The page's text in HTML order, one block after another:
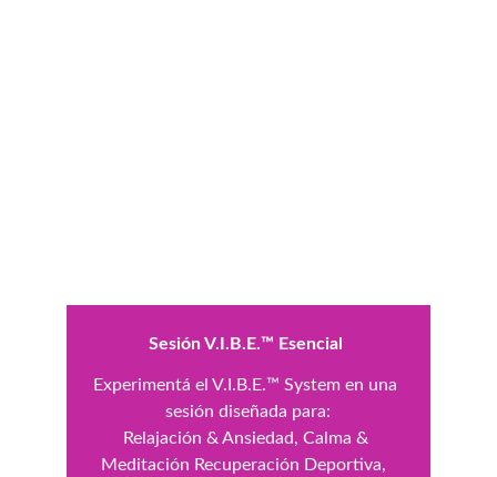
Sesión V.I.B.E.™ Esencial
Experimentá el V.I.B.E.™ System en una
sesión diseñada para:
Relajación & Ansiedad, Calma &
Meditación Recuperación Deportiva,